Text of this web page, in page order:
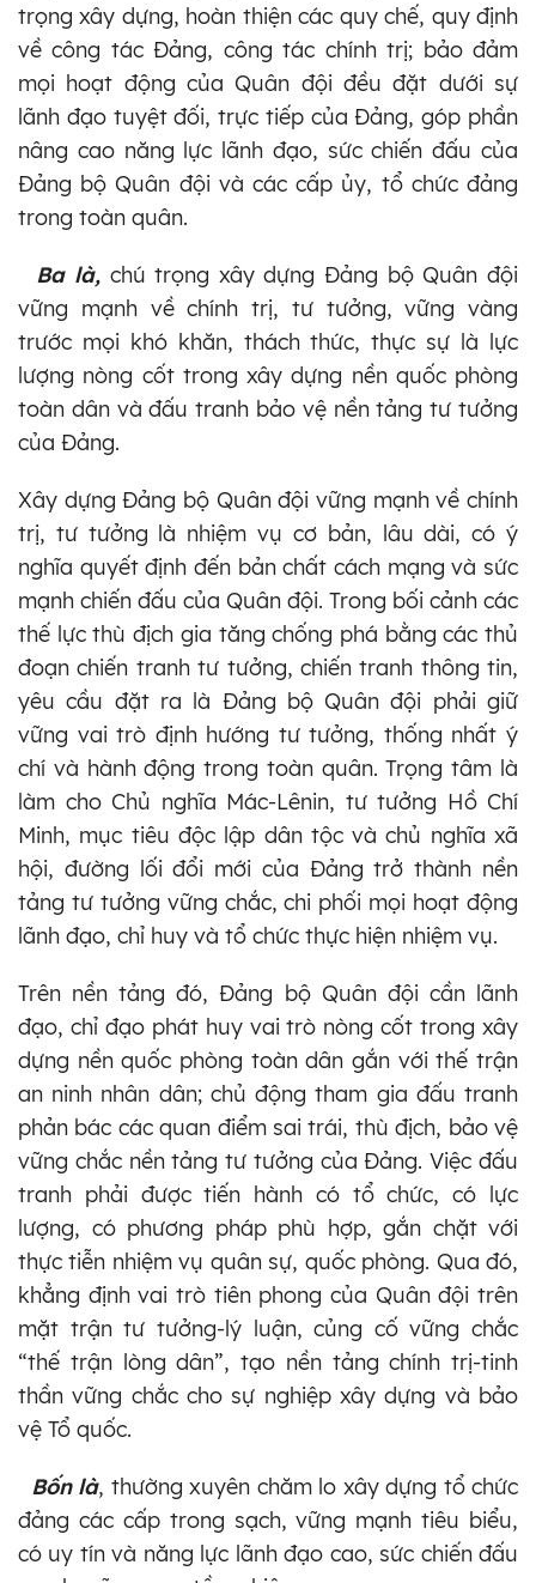
trọng xây dựng, hoàn thiện các quy chế, quy định
về công tác Đảng, công tác chính trị; bảo đảm
mọi hoạt động của Quân đội đều đặt dưới sự
lãnh đạo tuyệt đối, trực tiếp của Đảng, góp phần
nâng cao năng lực lãnh đạo, sức chiến đấu của
Đảng bộ Quân đội và các cấp ủy, tổ chức đảng
trong toàn quân.
Ba là,chú trọng xây dựng Đảng bộ Quân đội
vững mạnh về chính trị, tư tưởng, vững vàng
trước mọi khó khăn, thách thức, thực sự là lực
lượng nòng cốt trong xây dựng nền quốc phòng
toàn dân và đấu tranh bảo vệ nền tảng tư tưởng
của Đảng.
Xây dựng Đảng bộ Quân đội vững mạnh về chính
trị, tư tưởng là nhiệm vụ cơ bản, lâu dài, có ý
nghĩa quyết định đến bản chất cách mạng và sức
mạnh chiến đấu của Quân đội. Trong bối cảnh các
thế lực thù địch gia tăng chống phá bằng các thủ
đoạn chiến tranh tư tưởng, chiến tranh thông tin,
yêu cầu đặt ra là Đảng bộ Quân đội phải giữ
vững vai trò định hướng tư tưởng, thống nhất ý
chí và hành động trong toàn quân. Trọng tâm là
làm cho Chủ nghĩa Mác-Lênin, tư tưởng Hồ Chí
Minh, mục tiêu độc lập dân tộc và chủ nghĩa xã
hội, đường lối đổi mới của Đảng trở thành nền
tảng tư tưởng vững chắc, chi phối mọi hoạt động
lãnh đạo, chỉ huy và tổ chức thực hiện nhiệm vụ.
Trên nền tảng đó, Đảng bộ Quân đội cần lãnh
đạo, chỉ đạo phát huy vai trò nòng cốt trong xây
dựng nền quốc phòng toàn dân gắn với thế trận
an ninh nhân dân; chủ động tham gia đấu tranh
phản bác các quan điểm sai trái, thù địch, bảo vệ
vững chắc nền tảng tư tưởng của Đảng. Việc đấu
tranh phải được tiến hành có tổ chức, có lực
lượng, có phương pháp phù hợp, gắn chặt với
thực tiễn nhiệm vụ quân sự, quốc phòng. Qua đó,
khẳng định vai trò tiên phong của Quân đội trên
mặt trận tư tưởng-lý luận, củng cố vững chắc
“thế trận lòng dân”, tạo nền tảng chính trị-tinh
thần vững chắc cho sự nghiệp xây dựng và bảo
vệ Tổ quốc.
Bốn là, thường xuyên chăm lo xây dựng tổ chức
đảng các cấp trong sạch, vững mạnh tiêu biểu,
có uy tín và năng lực lãnh đạo cao, sức chiến đấu